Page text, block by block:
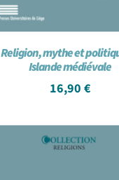
Religion, mythe et
Islande médiévale
16,90 €